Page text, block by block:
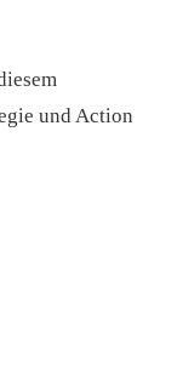
und Action